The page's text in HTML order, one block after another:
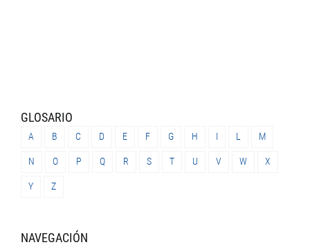
GLOSARIO
A B C D E F G H I L M
N O P Q R S T U V W X
Y Z
NAVEGACIÓN